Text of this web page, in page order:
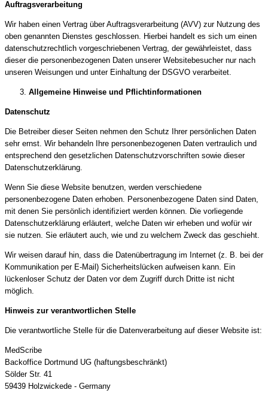
Auftragsverarbeitung
Wir haben einen Vertrag über Auftragsverarbeitung (AVV) zur Nutzung des
oben genannten Dienstes geschlossen. Hierbei handelt es sich um einen
datenschutzrechtlich vorgeschriebenen Vertrag, der gewährleistet, dass
dieser die personenbezogenen Daten unserer Websitebesucher nur nach
unseren Weisungen und unter Einhaltung der DSGVO verarbeitet.
Allgemeine Hinweise und Pflicht­informationen
Datenschutz
Die Betreiber dieser Seiten nehmen den Schutz Ihrer persönlichen Daten
sehr ernst. Wir behandeln Ihre personenbezogenen Daten vertraulich und
entsprechend den gesetzlichen Datenschutzvorschriften sowie dieser
Datenschutzerklärung.
Wenn Sie diese Website benutzen, werden verschiedene
personenbezogene Daten erhoben. Personenbezogene Daten sind Daten,
mit denen Sie persönlich identifiziert werden können. Die vorliegende
Datenschutzerklärung erläutert, welche Daten wir erheben und wofür wir
sie nutzen. Sie erläutert auch, wie und zu welchem Zweck das geschieht.
Wir weisen darauf hin, dass die Datenübertragung im Internet (z. B. bei der
Kommunikation per E-Mail) Sicherheitslücken aufweisen kann. Ein
lückenloser Schutz der Daten vor dem Zugriff durch Dritte ist nicht
möglich.
Hinweis zur verantwortlichen Stelle
Die verantwortliche Stelle für die Datenverarbeitung auf dieser Website ist:
MedScribe
Backoffice Dortmund UG (haftungsbeschränkt)
Sölder Str. 41
59439 Holzwickede - Germany